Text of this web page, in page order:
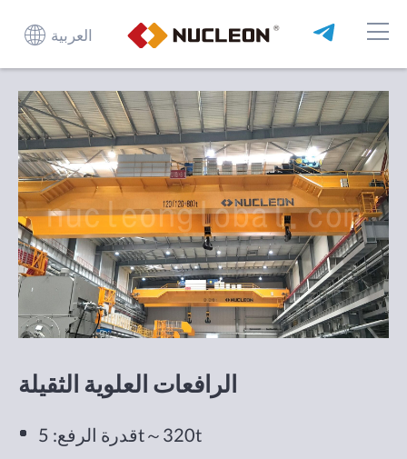
العربية
الرافعات العلوية الثقيلة
قدرة الرفع: 5t～320t